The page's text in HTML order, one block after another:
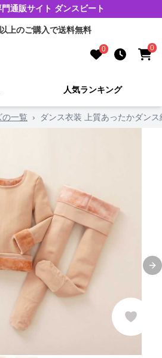
通販サイト ダンスビート
上のご購入で送料無料
0 0
人気ランキング
の一覧 › ダンス衣装 上質あったかダン